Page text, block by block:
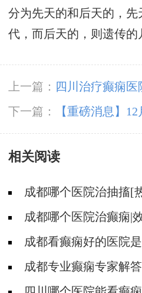
分为先天的和后天的，
代，而后天的，则遗传的
上一篇：
四川治疗癫痫
食习惯需要注意什么？
下一篇：
【重磅消息】
癫痫大咖携手0元会诊，
有限，速约!
相关阅读
成都哪个医院治抽搐[
药物的危害！
成都哪个医院治癫痫|
有没有影响呢？
成都看癫痫好的医院
作时的症状是什么？
成都专业癫痫专家解